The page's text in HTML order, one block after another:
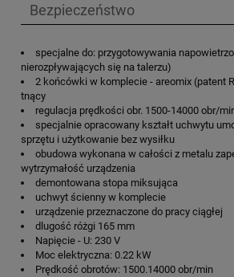
Bezpieczeństwo
specjalne do: przygotowywania
nierozpływających się na talerzu)
2 końcówki w komplecie - areomix (patent
tnący
regulacja prędkości obr. 1500-14000 obr/
specjalnie opracowany kształt uchwytu
sprzętu i użytkowanie bez wysiłku
obudowa wykonana w całości z metalu
wytrzymałość urządzenia
demontowana stopa miksująca
uchwyt ścienny w komplecie
urządzenie przeznaczone do pracy ciągłej
dlugość różgi 165 mm
Napięcie - U: 230 V
Moc elektryczna: 0.22 kW
Prędkość obrotów: 1500.14000 obr/min